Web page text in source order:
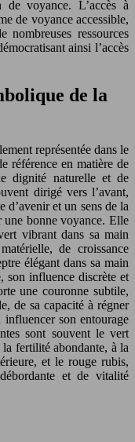
voyance. L’accès à
de voyance accessible,
nombreuses ressources
ainsi l’accès
de la
représentée dans le
référence en matière de
dignité naturelle et de
dirigé vers l’avant,
d’avenir et un sens de la
une bonne voyance. Elle
vibrant dans sa main
de croissance
élégant dans sa main
son influence discrète et
une couronne subtile,
de sa capacité à régner
son entourage
sont souvent le vert
fertilité abondante, à la
et le rouge rubis,
et de vitalité